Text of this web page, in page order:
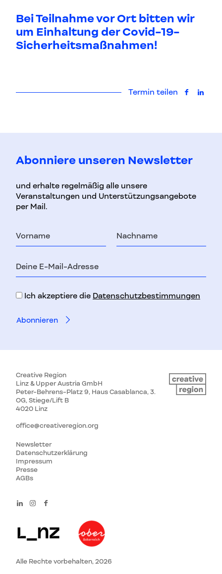
Bei Teilnahme vor Ort bitten wir
um Einhaltung der Covid-19-
Sicherheitsmaßnahmen!
Termin teilen auf auf
Abonniere unseren Newsletter
und erhalte regelmäßig alle unsere
Veranstaltungen und Unterstützungsangebote
per Mail.
Nachname
Mail-
Ich akzeptiere die Datenschutzbestimmungen
Creative Region
Linz & Upper Austria GmbH
Peter-Behrens-Platz 9, Haus Casablanca, 3.
OG, Stiege/Lift B
4020 Linz
office@creativeregion.org
Newsletter
Datenschutzerklärung
Impressum
Presse
AGBs
Alle Rechte vorbehalten, 2026